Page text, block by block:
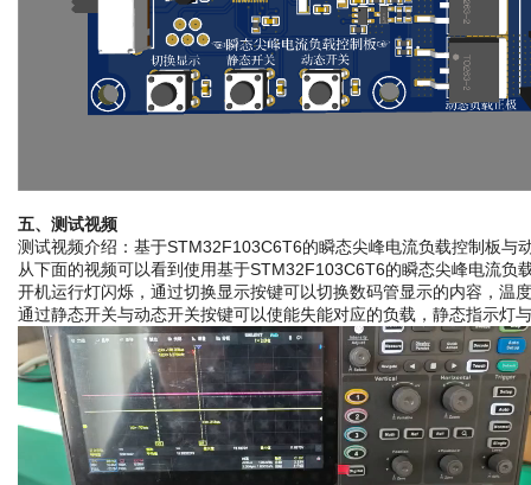
五、测试视频
测试视频介绍：基于STM32F103C6T6的瞬态尖峰电流负载控制板与
从下面的视频可以看到使用基于STM32F103C6T6的瞬态尖峰电流负
开机运行灯闪烁，通过切换显示按键可以切换数码管显示的内容，温
通过静态开关与动态开关按键可以使能失能对应的负载，静态指示灯